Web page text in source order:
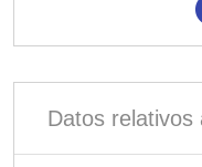
Datos relativos